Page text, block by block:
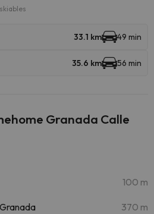
33.1 km 49 min
35.6 km 56 min
Granada Calle
100 m
370 m